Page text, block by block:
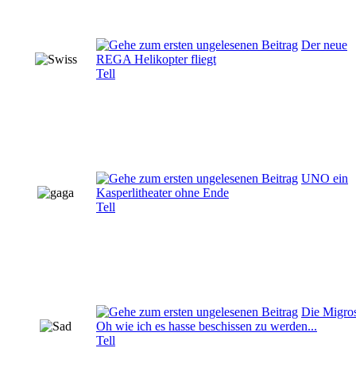
Der neue
REGA Helikopter fliegt
Tell
UNO ein
Kasperlitheater ohne Ende
Tell
Die
Oh wie ich es hasse beschissen zu werden...
Tell